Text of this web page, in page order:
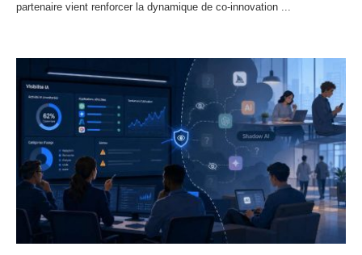
partenaire vient renforcer la dynamique de co‑innovation ...